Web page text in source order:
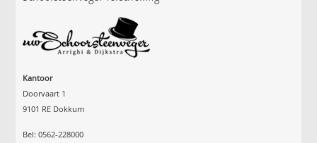
Kantoor
Doorvaart 1
9101 RE Dokkum
Bel: 0562-228000